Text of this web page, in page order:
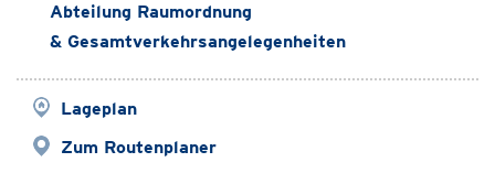
Abteilung Raumordnung
& Gesamtverkehrsangelegenheiten
Lageplan
Zum Routenplaner